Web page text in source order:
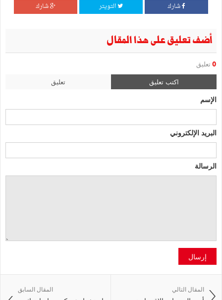
شارك التويتر شارك
أضف تعليق على هذا المقال
0 تعليق
اكتب تعليق تعليق
الإسم
البريد الإلكتروني
الرسالة
إرسال
المقال السابق المقال التالي